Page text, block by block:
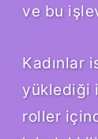
ve bu
Kadınlar
yüklediği
roller